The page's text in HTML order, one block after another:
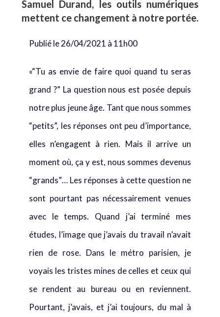
Publié le 26/04/2021 à 11h00
«“Tu as envie de faire quoi quand tu seras
notre plus jeune âge. Tant que nous sommes
“petits”, les réponses ont peu d’importance,
elles n’engagent à rien. Mais il arrive un
moment où, ça y est, nous sommes devenus
“grands”… Les réponses à cette question ne
sont pourtant pas nécessairement venues
avec le temps. Quand j’ai terminé mes
études, l’image que j’avais du travail n’avait
rien de rose. Dans le métro parisien, je
voyais les tristes mines de celles et ceux qui
se rendent au bureau ou en reviennent.
Pourtant, j’avais, et j’ai toujours, du mal à
tiers de nos journées soit considérée